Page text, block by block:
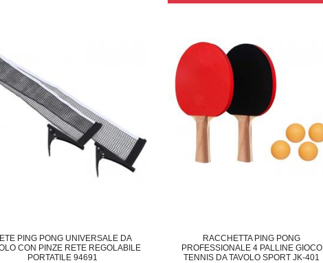
PING PONG UNIVERSALE DA
CON PINZE RETE REGOLABILE
PORTATILE 94691
RACCHETTA PING PONG
PROFESSIONALE 4 PALLINE GIOCO
TENNIS DA TAVOLO SPORT JK-401